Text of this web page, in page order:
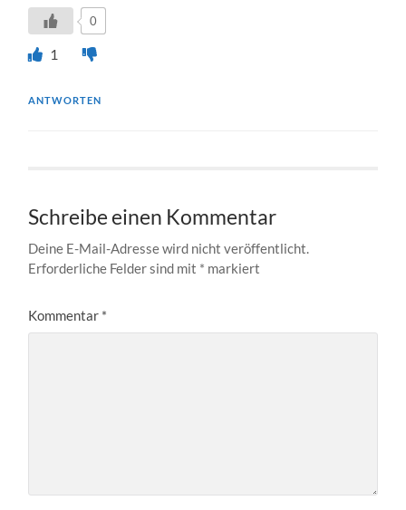
0
1
ANTWORTEN
Schreibe einen Kommentar
Deine E-Mail-Adresse wird nicht veröffentlicht.
Erforderliche Felder sind mit * markiert
Kommentar *